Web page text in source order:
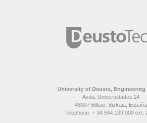
University of Deusto, Engineering
Avda. Universidades 24
48007 Bilbao, Bizkaia, España
Telephone: + 34 944 139 000 ext.